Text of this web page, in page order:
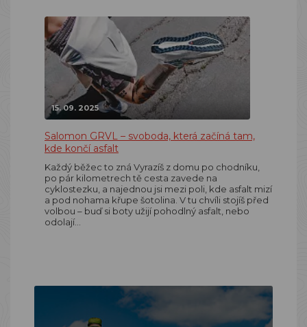
15. 09. 2025
Salomon GRVL – svoboda, která začíná tam,
kde končí asfalt
Každý běžec to zná Vyrazíš z domu po chodníku,
po pár kilometrech tě cesta zavede na
cyklostezku, a najednou jsi mezi poli, kde asfalt mizí
a pod nohama křupe šotolina. V tu chvíli stojíš před
volbou – buď si boty užijí pohodlný asfalt, nebo
odolají…